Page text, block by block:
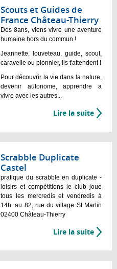
Scouts et Guides de
France Château-Thierry
Dès 8ans, viens vivre une aventure
humaine hors du commun !
Jeannette, louveteau, guide, scout,
caravelle ou pionnier, ils t'attendent !
Pour découvrir la vie dans la nature,
devenir autonome, apprendre a
vivre avec les autres...
Lire la suite
Scrabble Duplicate
Castel
pratique du scrabble en duplicate -
loisirs et compétitions le club joue
tous les mercredis et vendredis à
14h. au 82, rue du village St Martin
02400 Château-Thierry
Lire la suite